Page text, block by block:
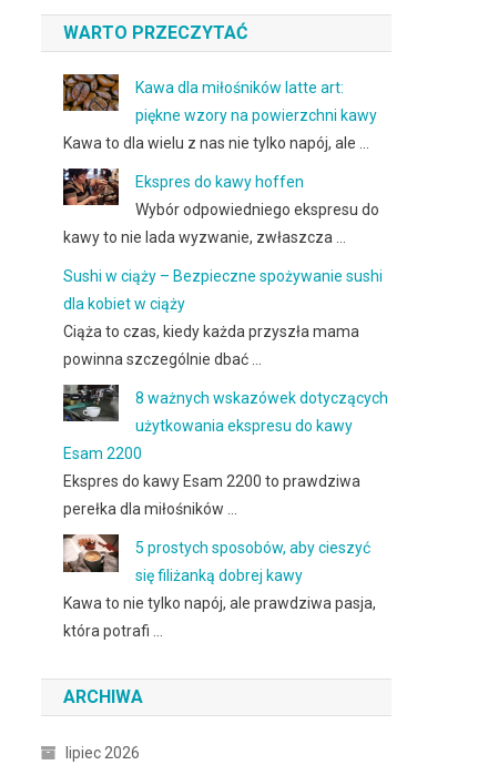
WARTO PRZECZYTAĆ
Kawa dla miłośników latte art:
piękne wzory na powierzchni kawy
Kawa to dla wielu z nas nie tylko napój, ale …
Ekspres do kawy hoffen
Wybór odpowiedniego ekspresu do
kawy to nie lada wyzwanie, zwłaszcza …
Sushi w ciąży – Bezpieczne spożywanie sushi
dla kobiet w ciąży
Ciąża to czas, kiedy każda przyszła mama
powinna szczególnie dbać …
8 ważnych wskazówek dotyczących
użytkowania ekspresu do kawy
Esam 2200
Ekspres do kawy Esam 2200 to prawdziwa
perełka dla miłośników …
5 prostych sposobów, aby cieszyć
się filiżanką dobrej kawy
Kawa to nie tylko napój, ale prawdziwa pasja,
która potrafi …
ARCHIWA
lipiec 2026